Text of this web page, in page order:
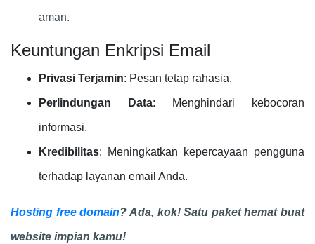
aman.
Keuntungan Enkripsi Email
Privasi Terjamin: Pesan tetap rahasia.
Perlindungan Data: Menghindari kebocoran
informasi.
Kredibilitas: Meningkatkan kepercayaan pengguna
terhadap layanan email Anda.
Hosting free domain? Ada, kok! Satu paket hemat buat
website impian kamu!